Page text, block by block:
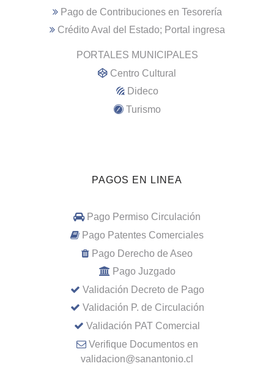
Pago de Contribuciones en Tesorería
Crédito Aval del Estado; Portal ingresa
PORTALES MUNICIPALES
Centro Cultural
Dideco
Turismo
PAGOS EN LINEA
Pago Permiso Circulación
Pago Patentes Comerciales
Pago Derecho de Aseo
Pago Juzgado
Validación Decreto de Pago
Validación P. de Circulación
Validación PAT Comercial
Verifique Documentos en
validacion@sanantonio.cl